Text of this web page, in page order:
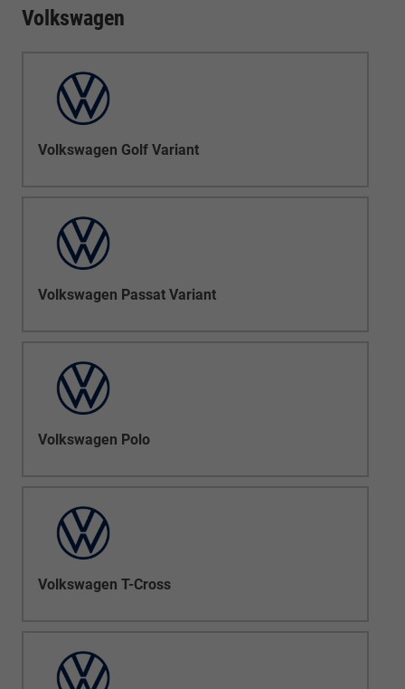
Volkswagen
Volkswagen Golf Variant
Volkswagen Passat Variant
Volkswagen Polo
Volkswagen T-Cross